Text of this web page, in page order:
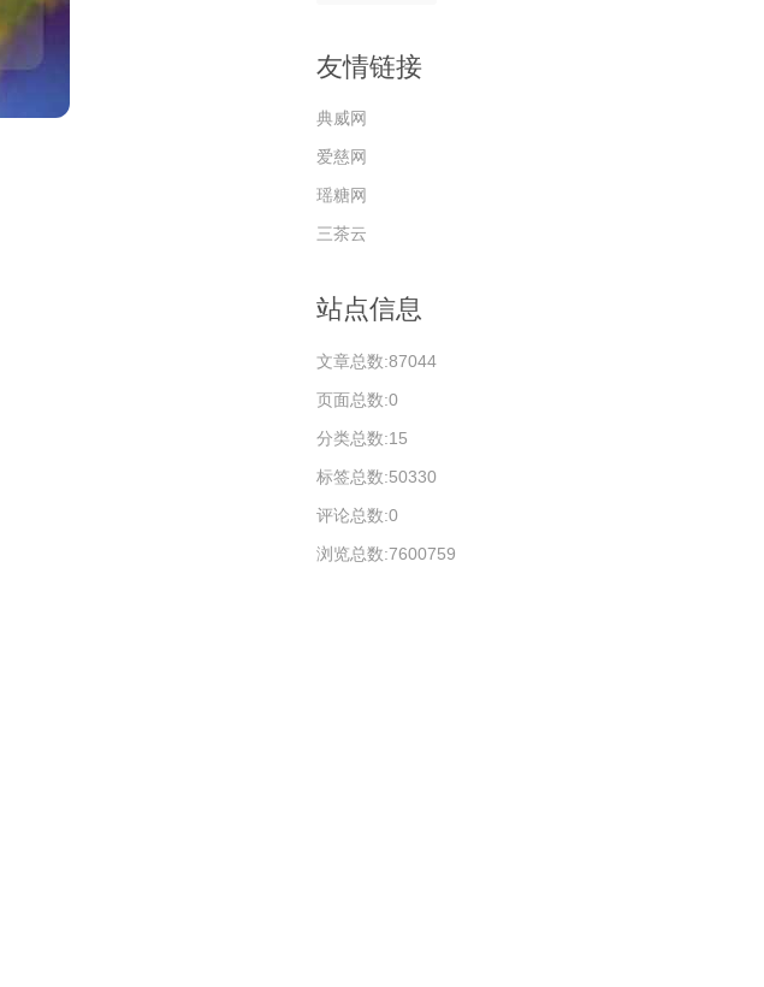
友情链接
典威网
爱慈网
瑶糖网
三茶云
站点信息
文章总数:87044
页面总数:0
分类总数:15
标签总数:50330
评论总数:0
浏览总数:7600759